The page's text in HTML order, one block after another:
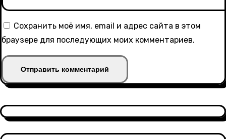
Сохранить моё имя, email и адрес сайта в этом
браузере для последующих моих комментариев.